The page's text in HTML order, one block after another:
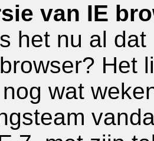
van IE
het nu al
Het
wat